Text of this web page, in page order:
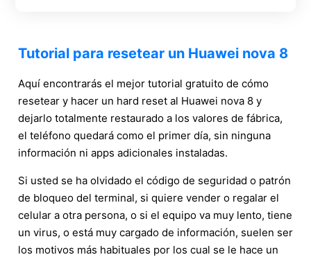
Tutorial para resetear un Huawei nova 8
Aquí encontrarás el mejor tutorial gratuito de cómo
resetear y hacer un hard reset al Huawei nova 8 y
dejarlo totalmente restaurado a los valores de fábrica,
el teléfono quedará como el primer día, sin ninguna
información ni apps adicionales instaladas.
Si usted se ha olvidado el código de seguridad o patrón
de bloqueo del terminal, si quiere vender o regalar el
celular a otra persona, o si el equipo va muy lento, tiene
un virus, o está muy cargado de información, suelen ser
los motivos más habituales por los cual se le hace un